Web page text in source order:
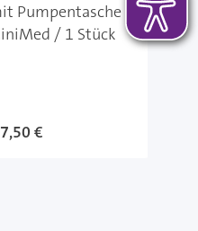
Pumpentasche
/ 1 Stück
€